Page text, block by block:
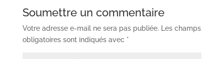
Soumettre un commentaire
Votre adresse e-mail ne sera pas publiée. Les champs
obligatoires sont indiqués avec *